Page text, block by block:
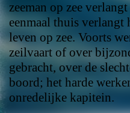
zeeman op zee
eenmaal thuis verlangt
leven op zee. Voorts
zeilvaart of over
gebracht, over de
boord; het harde
onredelijke kapitein.